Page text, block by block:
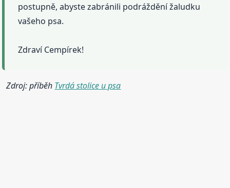
postupně, abyste zabránili podráždění žaludku
vašeho psa.
Zdraví Cempírek!
Zdroj: příběh Tvrdá stolice u psa